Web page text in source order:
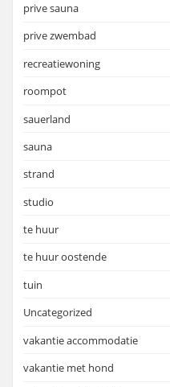
prive sauna
prive zwembad
recreatiewoning
roompot
sauerland
sauna
strand
studio
te huur
te huur oostende
tuin
Uncategorized
vakantie accommodatie
vakantie met hond